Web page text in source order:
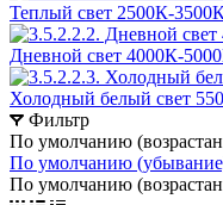
Теплый свет 2500К-
Дневной свет 4000К-
Холодный белый свет
Фильтр
По умолчанию
По умолчанию
По умолчанию